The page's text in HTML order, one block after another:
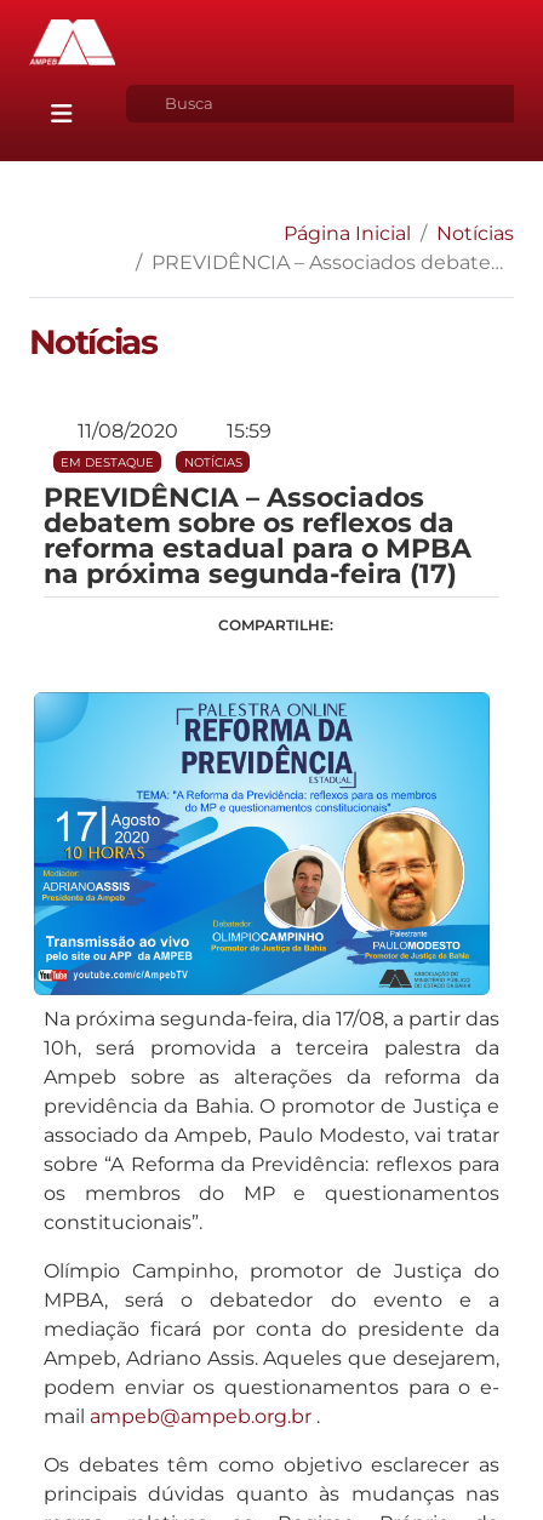
Página Inicial
Notícias
PREVIDÊNCIA – Associados debatem sobre os reflexos da reforma estadual para o MPBA na próxima segunda-feira (17)
Notícias
11/08/2020 15:59
EM DESTAQUE NOTÍCIAS
PREVIDÊNCIA – Associados
debatem sobre os reflexos da
reforma estadual para o MPBA
na próxima segunda-feira (17)
COMPARTILHE:
Na próxima segunda-feira, dia 17/08, a partir das
10h, será promovida a terceira palestra da
Ampeb sobre as alterações da reforma da
previdência da Bahia. O promotor de Justiça e
associado da Ampeb, Paulo Modesto, vai tratar
sobre “A Reforma da Previdência: reflexos para
os membros do MP e questionamentos
constitucionais”.
Olímpio Campinho, promotor de Justiça do
MPBA, será o debatedor do evento e a
mediação ficará por conta do presidente da
Ampeb, Adriano Assis. Aqueles que desejarem,
podem enviar os questionamentos para o e-
mail ampeb@ampeb.org.br .
Os debates têm como objetivo esclarecer as
principais dúvidas quanto às mudanças nas